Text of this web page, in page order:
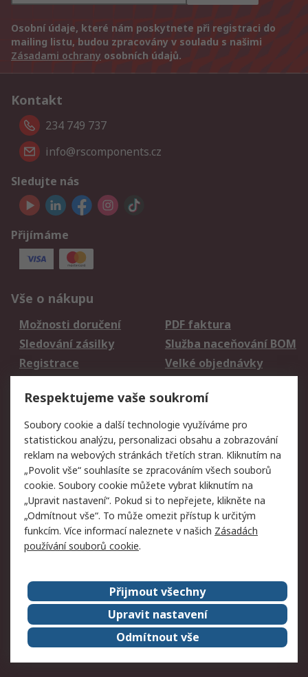
Osobní údaje, které nám poskytnete při registraci do
mailing listu, budou zpracovány v souladu s našimi
Zásadami ochrany osobních údajů.
Kontakt
234 749 737
info@rscomponents.cz
Sledujte nás
Přijímáme
Vše o nákupu
Možnosti doručení
PDF faktura
Sledování zásilky
Služba naceňování BOM
Registrace
Velké objednávky
Právní
Autorská práva
Obchodní podmínky
společnosti RS
Prohlášení o ochraně
údajů
Zabezpečení
elektronické pošty
Zásady pro soubory
cookie
Zásady ochrany
osobních údajů
Kontakt
O naší společnosti
RS Group
Kariéra
Ocenění
ESG
Respektujeme vaše soukromí
Soubory cookie a další technologie využíváme pro
statistickou analýzu, personalizaci obsahu a zobrazování
reklam na webových stránkách třetích stran. Kliknutím na
„Povolit vše“ souhlasíte se zpracováním všech souborů
cookie. Soubory cookie můžete vybrat kliknutím na
„Upravit nastavení“. Pokud si to nepřejete, klikněte na
„Odmítnout vše“. To může omezit přístup k určitým
funkcím. Více informací naleznete v našich Zásadách
používání souborů cookie.
Přijmout všechny
Upravit nastavení
Odmítnout vše